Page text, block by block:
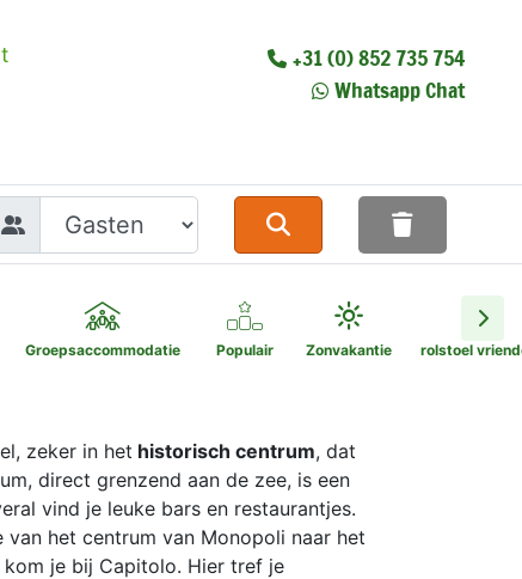
+31 (0) 852 735 754
Whatsapp Chat
Groepsaccommodatie Populair Zonvakantie rolstoel
zeker in het historisch centrum, dat
direct grenzend aan de zee, is een
vind je leuke bars en restaurantjes.
het centrum van Monopoli naar het
je bij Capitolo. Hier tref je